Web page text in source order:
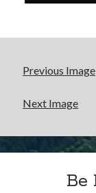
Previous Image
Next Image
Be